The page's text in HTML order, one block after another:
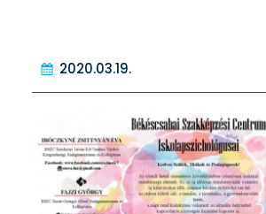
2020.03.19.